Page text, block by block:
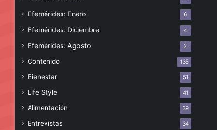
Efemérides: Enero 6
Efemérides: Diciembre 4
Efemérides: Agosto 2
Contenido 135
Bienestar 51
Life Style 41
Alimentación 39
Entrevistas 34